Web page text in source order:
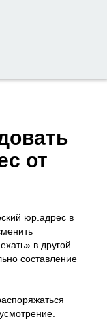
от
юр.адрес в
в другой
составление